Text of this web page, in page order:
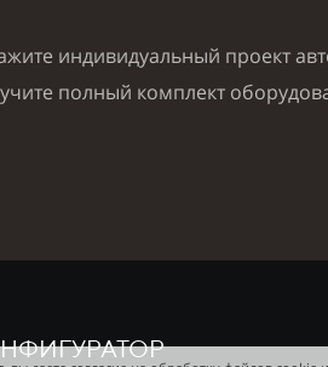
индивидуальный проект
полный комплект